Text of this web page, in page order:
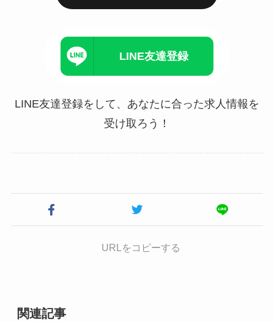
LINE友達登録
LINE友達登録をして、あなたに合った求人情報を
受け取ろう！
URLをコピーする
関連記事